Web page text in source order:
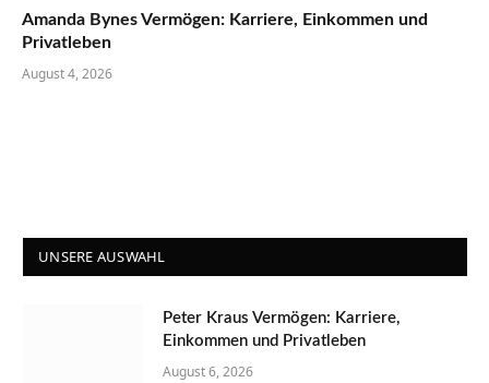
Amanda Bynes Vermögen: Karriere, Einkommen und
Privatleben
August 4, 2026
UNSERE AUSWAHL
Peter Kraus Vermögen: Karriere,
Einkommen und Privatleben
August 6, 2026